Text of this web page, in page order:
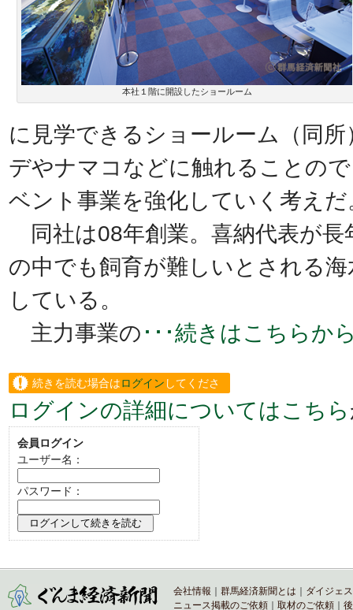
本社１階に開設したショールーム
に見学できるショールーム（同
デやナマコなどに触れることの
ベント事業を強化していく考えだ
同社は08年創業。喜納代表が長
の中でも飼育が難しいとされる
している。
主力事業の ･･･続きはこちらか
続きを読む場合はログイン してくださ
い。
ログインの詳細についてはこちら
会員ログイン
ユーザー名：
パスワード：
会社情報 群馬経済新聞とは
ダイジェ
ニュース掲載のご依頼
取材のご依頼